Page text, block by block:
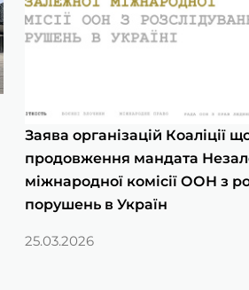
Заява організацій Коаліції
продовження мандата
міжнародної комісії ООН з
порушень в Україн
25.03.2026